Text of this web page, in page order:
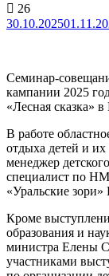
26
30.10.2025
Семинар-
кампании 2025
«Лесная сказка»
В работе
отдыха детей и
менеджер
специалист по
«Уральские
Кроме
образования и
министра Елены
участниками